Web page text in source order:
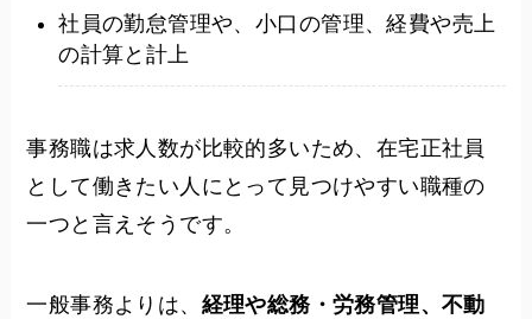
社員の勤怠管理や、小口の管理、経費や売上
の計算と計上
事務職は求人数が比較的多いため、在宅正社員
として働きたい人にとって見つけやすい職種の
一つと言えそうです。
一般事務よりは、 経理や総務・労務管理、不動